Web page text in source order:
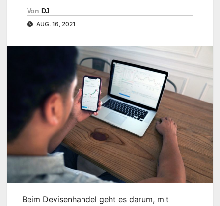
Von DJ
AUG. 16, 2021
Beim Devisenhandel geht es darum, mit